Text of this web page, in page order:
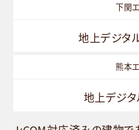
下関
地上デジタ
熊本
地上デジタ